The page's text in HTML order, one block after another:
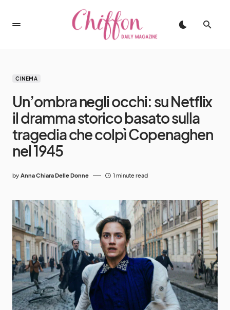
CINEMA
Un’ombra negli occhi: su Netflix
il dramma storico basato sulla
tragedia che colpì Copenaghen
nel 1945
by Anna Chiara Delle Donne 1 minute read